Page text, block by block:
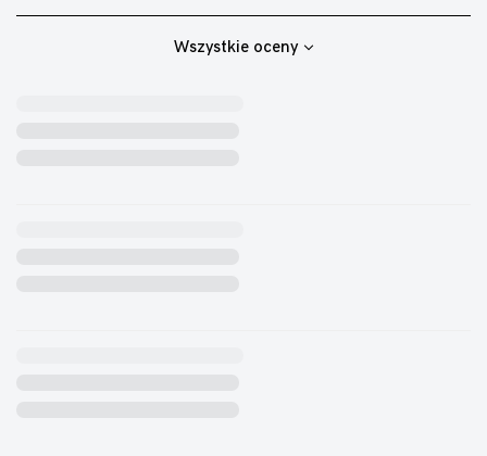
Wszystkie oceny